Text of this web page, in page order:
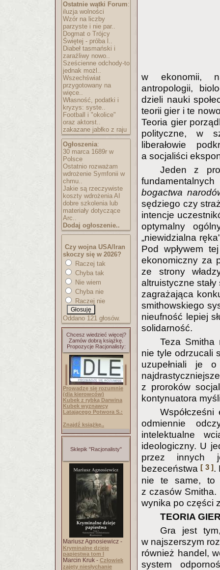
Ostatnie wątki Forum:
iluzja wolności
Wzór na liczby
parzyste i nie par..
Dogmat o Trójcy
Świętej - próba l..
Diabeł tasmański i
zaraźliwy nowo..
Sześcienne odchody-to
jednak możl..
Wszechświat
przygotowany na
więce..
Własność, podatki i
kryzys: syste..
Football i "okolice"
oraz aktorst..
zakazane jabłko z raju
Ogłoszenia:
30 marca 1689r w
Polsce
Ostatnio rozważam
wdrożenie Symfonii w
chmu..
Jakie są rzeczywiste
koszty wdrożenia AI
dobre szkolenia lub
materiały dotyczące
Arc..
Dodaj ogłoszenie..
Czy wojna USA/Iran
skoczy się w 2026?
Raczej tak
Chyba tak
Nie wiem
Chyba nie
Raczej nie
Oddano 121 głosów.
Chcesz wiedzieć więcej?
Zamów dobrą książkę.
Propozycje Racjonalisty:
Prowadzę się rozumnie
(dla kierowców)
Kubek z rybką Darwina
Kubek wyznawcy
Latającego Potwora S.:
Znajdź książkę..
Sklepik "Racjonalisty"
Mariusz Agnosiewicz -
Kryminalne dzieje
papiestwa tom I
Marcin Kruk - Człowiek
zajęty niesłychanie
w ekonomii,
antropologii,
dzieli nauki
teorii gier i te
Teoria gier
polityczne, w
liberałowie
a socjaliści
Jeden z
bogactwa
sędziego czy
intencje
optymalny
„niewidzialna
Pod wpływem
ekonomiczny za
ze strony
altruistyczne
zagrażająca
smithowskiego
nieufność lepiej
solidarność.
Teza Smitha
nie tyle odrzucali
uzupełniali je
z proroków
kontynuatora
odmiennie
intelektualne
ideologiczny. U
przez innych
bezeceństwa [ 3 ].
nie te same, to
z czasów
wynika po części
TEORIA
Gra jest
w najszerszym
również handel,
system